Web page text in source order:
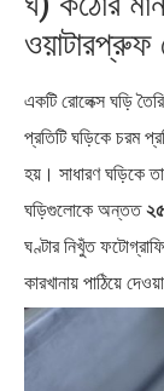
ওয়াটারপ্রুফ
একটি রোলেক্স ঘড়ি
প্রতিটি ঘড়িকে চরম
হয়। সাধারণ ঘড়িকে
ঘড়িগুলোকে অন্তত
ঘণ্টার নিখুঁত
কারখানায় পাঠিয়ে